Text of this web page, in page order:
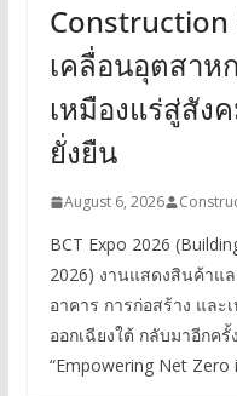
Construction
เคลื่อนอุตสาห
เหมืองแร่สู่สัง
ยั่งยืน
August 6, 2026
BCT Expo 2026
2026) งานแสดงสินค้าแ
อาคาร การก่อสร้าง และ
ออกเฉียงใต้ กลับมาอีกค
“Empowering Net